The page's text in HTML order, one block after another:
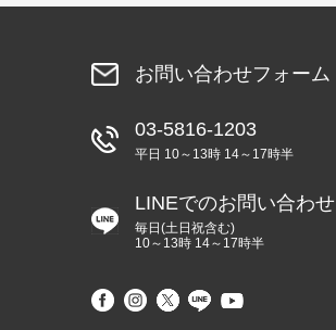
お問い合わせフォーム
03-5816-1203
平日 10～13時 14～17時半
LINEでのお問い合わせ
毎日(土日祝含む)
10～13時 14～17時半